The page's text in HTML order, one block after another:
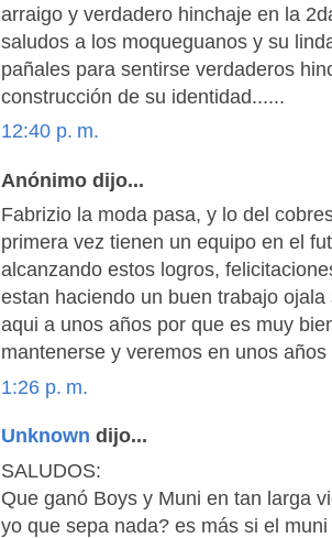
arraigo y verdadero hinchaje en la
saludos a los moqueguanos y su
pañales para sentirse verdaderos
construcción de su identidad......
12:40 p. m.
Anónimo dijo...
Fabrizio la moda pasa, y lo del
primera vez tienen un equipo en el
alcanzando estos logros,
estan haciendo un buen trabajo
aqui a unos años por que es muy
mantenerse y veremos en unos
1:26 p. m.
Unknown dijo...
SALUDOS:
Que ganó Boys y Muni en tan larga
yo que sepa nada? es más si el